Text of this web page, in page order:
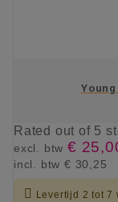
Rated out of 5
excl. btw €
incl. btw € 30,25
 Levertijd 2 tot 7